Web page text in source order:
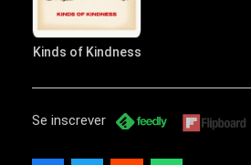
Kinds of Kindness
Se inscrever